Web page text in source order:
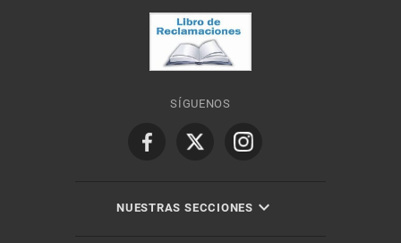
SÍGUENOS
NUESTRAS SECCIONES